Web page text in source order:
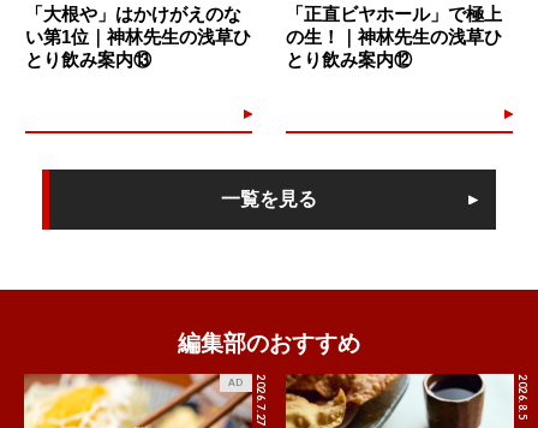
「大根や」はかけがえのな
い第1位｜神林先生の浅草ひ
とり飲み案内⑬
「正直ビヤホール」で極上
の生！｜神林先生の浅草ひ
とり飲み案内⑫
一覧を見る
編集部のおすすめ
2026.7.27
AD 2026.8.5